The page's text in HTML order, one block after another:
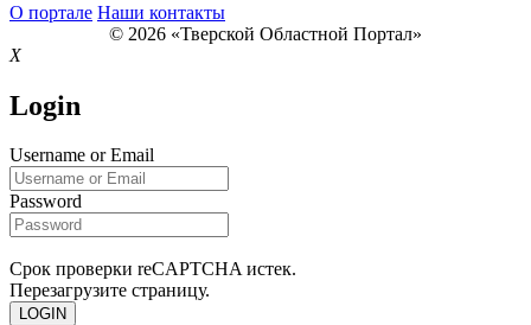
О портале Наши контакты
© 2026 «Тверской Областной Портал»
X
Login
Username or Email
Password
Срок проверки reCAPTCHA истек.
Перезагрузите страницу.
LOGIN